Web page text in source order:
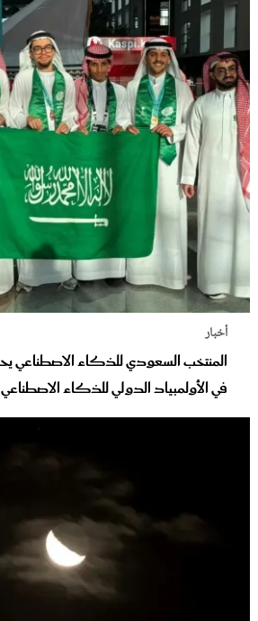
أخبار
في الأولمبياد الدولي للذكاء الاصطناعي 2026